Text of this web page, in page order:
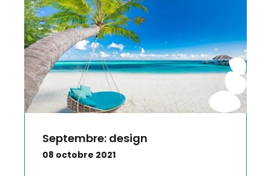
Septembre: design
08 octobre 2021